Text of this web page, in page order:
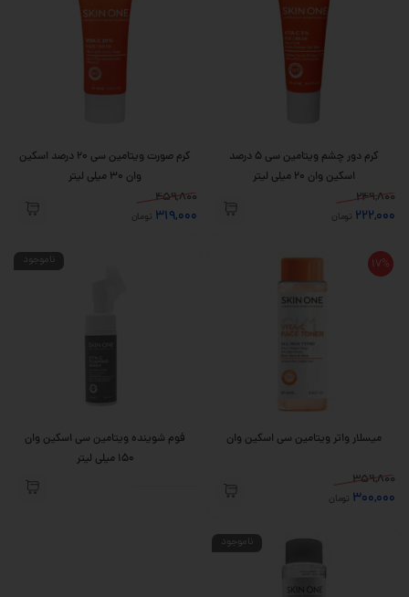
کرم دور چشم ویتامین سی 5 درصد
اسکین وان 20 میلی لیتر
249,800
222,000 تومان
کرم صورت ویتامین سی 20 درصد اسکین
وان 30 میلی لیتر
459,800
319,000 تومان
17%
میسلار واتر ویتامین سی اسکین وان
359,800
300,000 تومان
ناموجود
فوم شوینده ویتامین سی اسکین وان
150 میلی لیتر
ناموجود